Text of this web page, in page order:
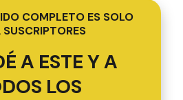
COMPLETO ES SOLO
SUSCRIPTORES
A ESTE Y A
LOS